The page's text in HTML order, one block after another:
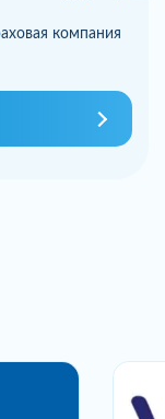
компания